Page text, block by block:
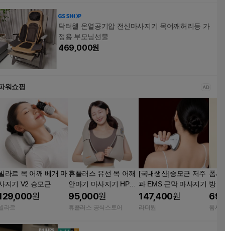
닥터웰 온열공기압 전신마사지기 목어깨허리등 가
정용 부모님선물
469,000원
워쇼핑
라르 목 어깨 베개 마
지기 V2 승모근
원
라르
휴플러스 유선 목 어깨
안마기 마사지기 HPR-
150
95,000원
휴플러스 공식스토어
[국내생산]승모근 저주
파 EMS 근막 마사지기
147,400원
라더원
폼세
방
부
기
폼세